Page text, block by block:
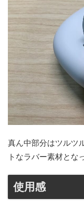
真ん中部分はツルツ
トなラバー素材とな
使用感